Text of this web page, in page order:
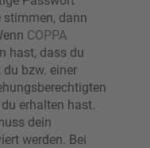
stimmen, dann
COPPA
hast, dass du
bzw. einer
erhalten hast.
dein
werden. Bei